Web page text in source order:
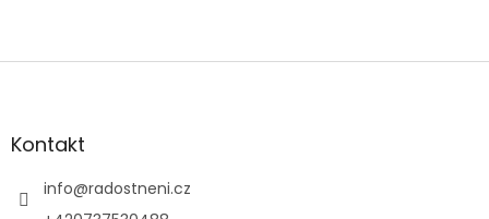
Z
aKontakt
info@radostneni.cz